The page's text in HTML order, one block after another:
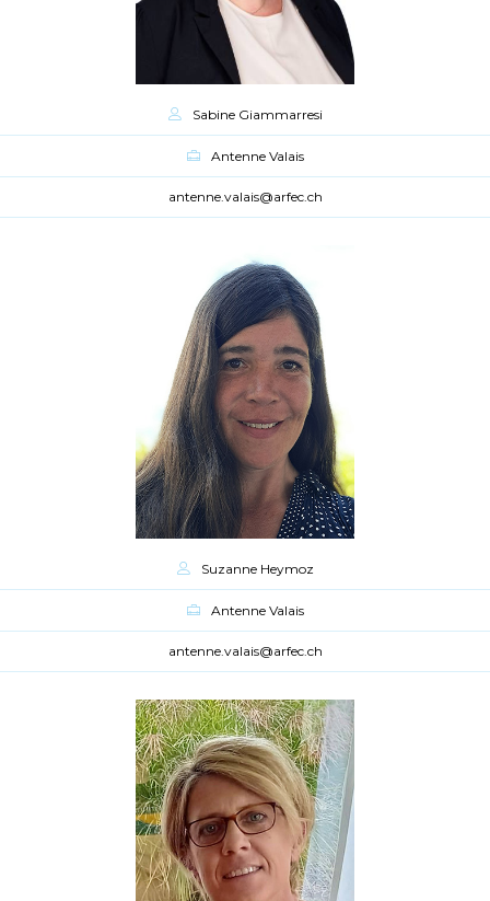
Sabine Giammarresi
Antenne Valais
antenne.valais@arfec.ch
Suzanne Heymoz
Antenne Valais
antenne.valais@arfec.ch